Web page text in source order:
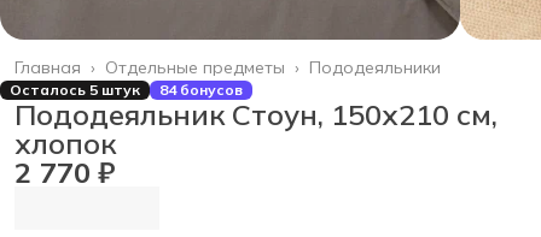
Пододеяльники
Отдельные предметы ›
Главная ›
Осталось 5 штук 84 бонусов
Пододеяльник Стоун, 150х210 см,
хлопок
2 770 ₽